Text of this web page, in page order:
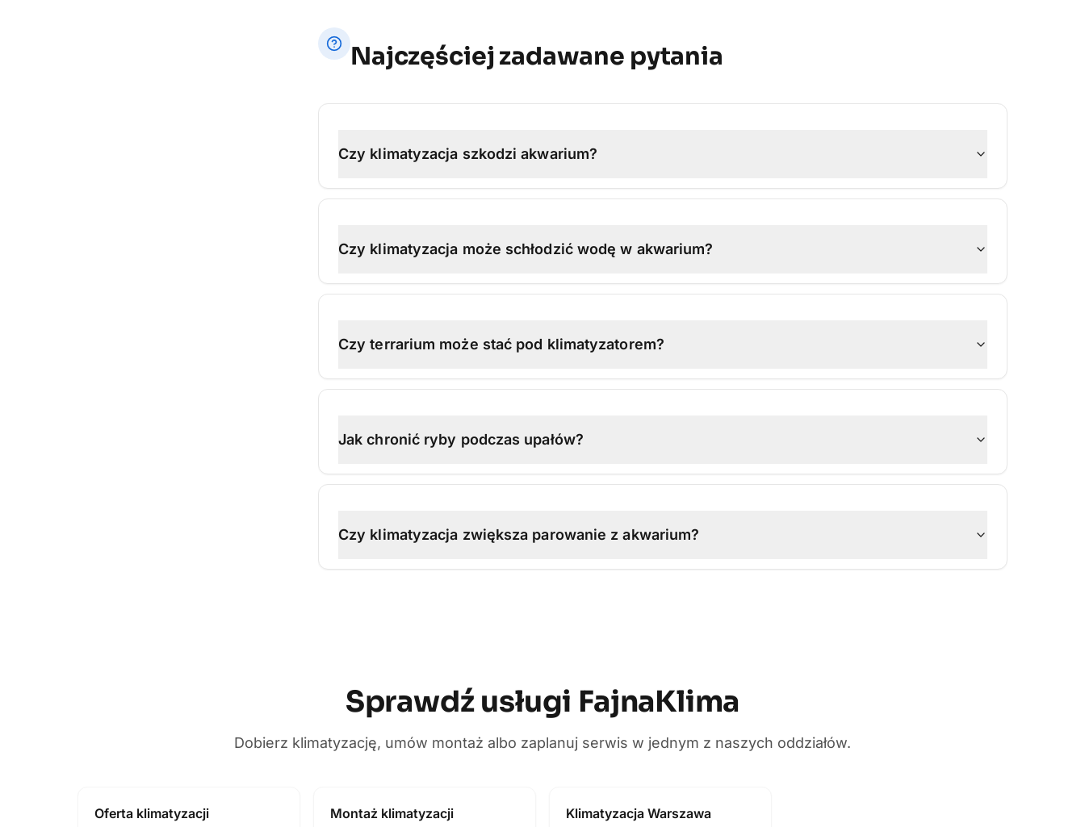
Najczęściej zadawane pytania
Czy klimatyzacja szkodzi akwarium?
Czy klimatyzacja może schłodzić wodę w akwarium?
Czy terrarium może stać pod klimatyzatorem?
Jak chronić ryby podczas upałów?
Czy klimatyzacja zwiększa parowanie z akwarium?
Sprawdź usługi FajnaKlima
Dobierz klimatyzację, umów montaż albo zaplanuj serwis w jednym z naszych oddziałów.
Oferta klimatyzacji Montaż klimatyzacji Klimatyzacja Warszawa